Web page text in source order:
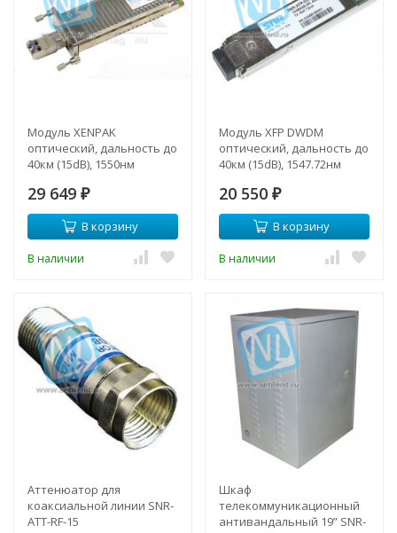
Модуль XENPAK
оптический, дальность до
40км (15dB), 1550нм
29 649 ₽
В корзину
В наличии
Модуль XFP DWDM
оптический, дальность до
40км (15dB), 1547.72нм
20 550 ₽
В корзину
В наличии
Аттенюатор для
коаксиальной линии SNR-
ATT-RF-15
Шкаф
телекоммуникационный
антивандальный 19” SNR-